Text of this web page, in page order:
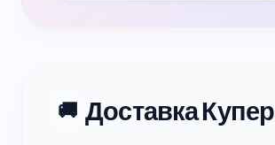
🚚 Доставка Купер